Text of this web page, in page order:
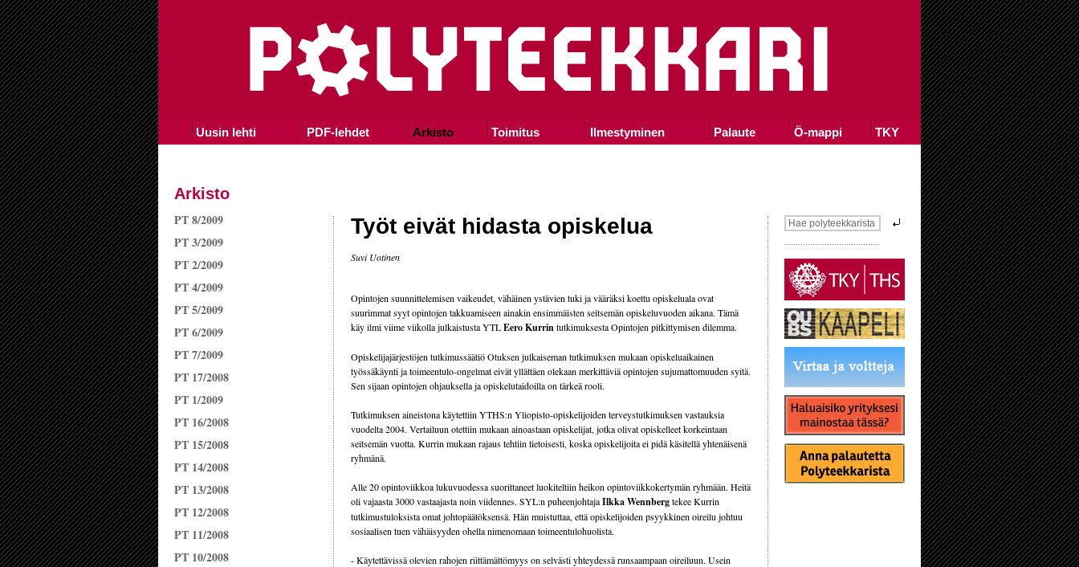
Uusin lehti PDF-lehdet Arkisto Toimitus Ilmestyminen Palaute Ö-mappi TKY
Arkisto
PT 8/2009
PT 3/2009
PT 2/2009
PT 4/2009
PT 5/2009
PT 6/2009
PT 7/2009
PT 17/2008
PT 1/2009
PT 16/2008
PT 15/2008
PT 14/2008
PT 13/2008
PT 12/2008
PT 11/2008
PT 10/2008
Työt eivät hidasta opiskelua
Suvi Uotinen
Opintojen suunnittelemisen vaikeudet, vähäinen ystävien tuki ja vääräksi koettu opiskeluala ovat
suurimmat syyt opintojen takkuamiseen ainakin ensimmäisten seitsemän opiskeluvuoden aikana. Tämä
käy ilmi viime viikolla julkaistusta YTLEero Kurrintutkimuksesta Opintojen pitkittymisen dilemma.
Opiskelijajärjestöjen tutkimussäätiö Otuksen julkaiseman tutkimuksen mukaan opiskeluaikainen
työssäkäynti ja toimeentulo-ongelmat eivät yllättäen olekaan merkittäviä opintojen sujumattomuuden syitä.
Sen sijaan opintojen ohjauksella ja opiskelutaidoilla on tärkeä rooli.
Tutkimuksen aineistona käytettiin YTHS:n Yliopisto-opiskelijoiden terveystutkimuksen vastauksia
vuodelta 2004. Vertailuun otettiin mukaan ainoastaan opiskelijat, jotka olivat opiskelleet korkeintaan
seitsemän vuotta. Kurrin mukaan rajaus tehtiin tietoisesti, koska opiskelijoita ei pidä käsitellä yhtenäisenä
ryhmänä.
Alle 20 opintoviikkoa lukuvuodessa suorittaneet luokiteltiin heikon opintoviikkokertymän ryhmään. Heitä
oli vajaasta 3000 vastaajasta noin viidennes. SYL:n puheenjohtajaIlkka Wennbergtekee Kurrin
tutkimustuloksista omat johtopäätöksensä. Hän muistuttaa, että opiskelijoiden psyykkinen oireilu johtuu
sosiaalisen tuen vähäisyyden ohella nimenomaan toimeentulohuolista.
- Käytettävissä olevien rahojen riittämättömyys on selvästi yhteydessä runsaampaan oireiluun. Usein